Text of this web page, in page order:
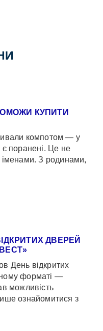
КУПИТИ
компотом — у
є поранені. Це не
З родинами,
ДВЕРЕЙ
День відкритих
форматі —
можливість
ознайомитися з